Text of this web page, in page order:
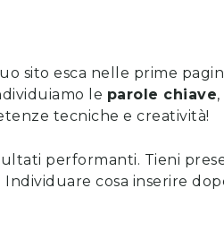
sito esca nelle prime
le parole chiave
tecniche e creatività!
performanti. Tieni
Individuare cosa inserire